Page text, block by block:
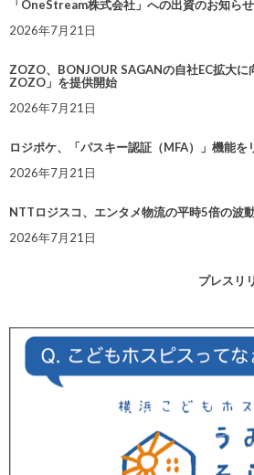
「OneStream株式会社」への出資のお知らせ
2026年7月21日
ZOZO、BONJOUR SAGANの自社EC拡大
ZOZO」を提供開始
2026年7月21日
ロジポケ、「パスキー認証（MFA）」機能を
2026年7月21日
NTTロジスコ、エンタメ物流の平時5倍の波
2026年7月21日
プレスリ